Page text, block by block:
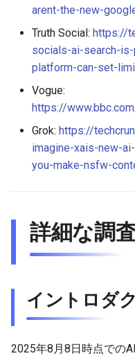
2026-05-24
2026-05-23
2026-05-22
2026-05-21
2026-05-20
2026-05-18
2026-05-17
2026-05-16
arent-the-new-
Truth Social: https://
socials-ai-search-
platform-can-set-
Vogue:
https://
Grok: https://
imagine-xais-new-
you-make-nsfw-
詳細な調
イントロダ
2025年8月8日時点での